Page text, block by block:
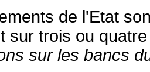
de l'Etat
sur trois ou
sur les bancs